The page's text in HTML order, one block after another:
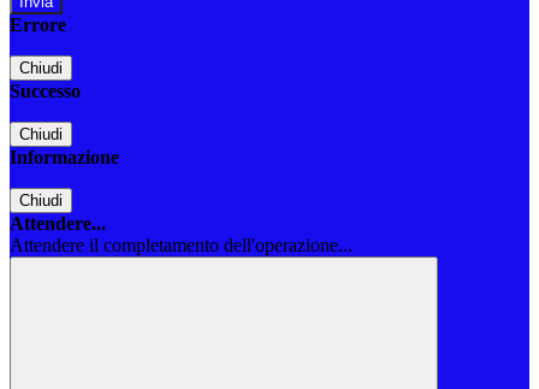
Errore
Chiudi
Successo
Chiudi
Informazione
Chiudi
Attendere...
Attendere il completamento dell'operazione...